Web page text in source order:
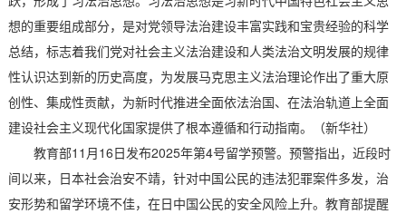
想的重要组成部分，是对党领导法治建设丰富实践和宝贵经验的科学
总结，标志着我们党对社会主义法治建设和人类法治文明发展的规律
性认识达到新的历史高度，为发展马克思主义法治理论作出了重大原
创性、集成性贡献，为新时代推进全面依法治国、在法治轨道上全面
建设社会主义现代化国家提供了根本遵循和行动指南。（新华社）
教育部11月16日发布2025年第4号留学预警。预警指出，近段时
间以来，日本社会治安不靖，针对中国公民的违法犯罪案件多发，治
安形势和留学环境不佳，在日中国公民的安全风险上升。教育部提醒